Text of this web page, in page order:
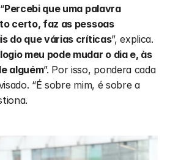
Percebi que uma palavra
certo, faz as pessoas
do que várias críticas”, explica.
meu pode mudar o dia e, às
alguém”. Por isso, pondera cada
“É sobre mim, é sobre a